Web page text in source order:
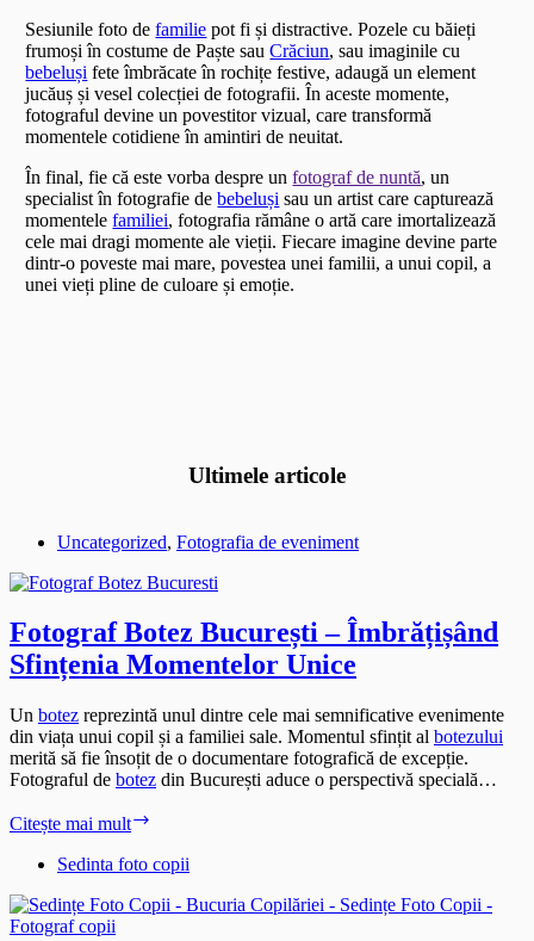
Sesiunile foto defamilie pot fi și distractive. Pozele cu băieți
frumoși în costume de Paște sauCrăciun, sau imaginile cu
bebeluși fete îmbrăcate în rochițe festive, adaugă un element
jucăuș și vesel colecției de fotografii. În aceste momente,
fotograful devine un povestitor vizual, care transformă
momentele cotidiene în amintiri de neuitat.
În final, fie că este vorba despre unfotograf de nuntă, un
specialist în fotografie debebeluși sau un artist care capturează
momentelefamiliei, fotografia rămâne o artă care imortalizează
cele mai dragi momente ale vieții. Fiecare imagine devine parte
dintr-o poveste mai mare, povestea unei familii, a unui copil, a
unei vieți pline de culoare și emoție.
Ultimele articole
Uncategorized, Fotografia de eveniment
Fotograf Botez București – Îmbrățișând
Sfințenia Momentelor Unice
Un botez reprezintă unul dintre cele mai semnificative evenimente
din viața unui copil și a familiei sale. Momentul sfințit al botezului
merită să fie însoțit de o documentare fotografică de excepție.
Fotograful de botez din București aduce o perspectivă specială…
Citește mai mult
București
Îmbrățișând
Sedinta foto copii